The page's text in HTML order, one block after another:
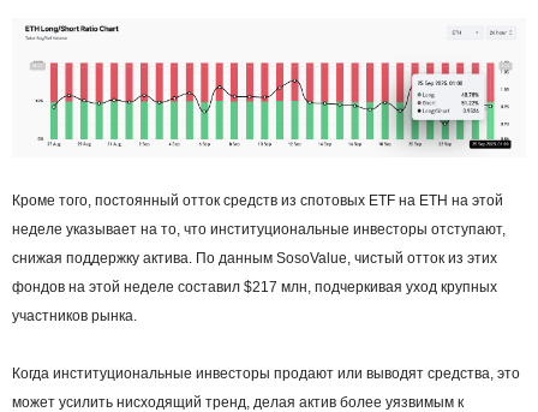
Кроме того, постоянный отток средств из спотовых ETF на ETH на этой
неделе указывает на то, что институциональные инвесторы отступают,
снижая поддержку актива. По данным SosoValue, чистый отток из этих
фондов на этой неделе составил $217 млн, подчеркивая уход крупных
участников рынка.
Когда институциональные инвесторы продают или выводят средства, это
может усилить нисходящий тренд, делая актив более уязвимым к